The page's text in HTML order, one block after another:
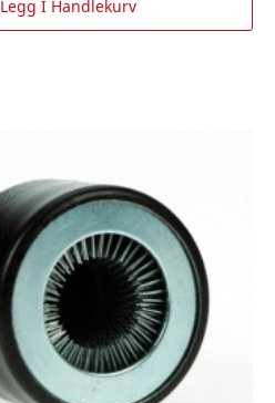
Legg I Handlekurv